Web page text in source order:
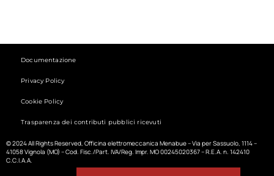
Documentazione
Privacy Policy
Cookie Policy
Trasparenza dei contributi pubblici ricevuti
© 2024 All Rights Reserved, Officina elettromeccanica Menabue – Via per Sassuolo, 1114 –
41058 Vignola (MO) – Cod. Fisc./Part. IVA/Reg. Impr. MO 00245020367 – R.E.A. n. 142410
C.C.I.A.A.